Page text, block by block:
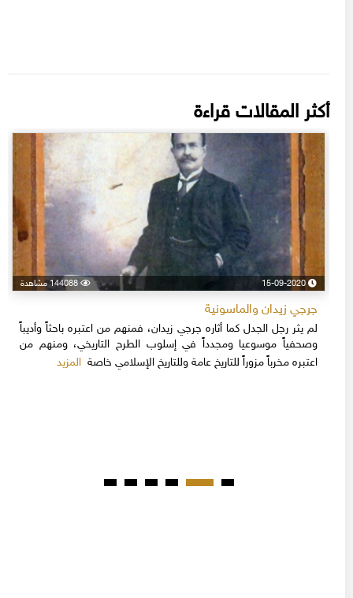
أكثر المقالات قراءة
15-09-2020 144088 مشاهدة
جرجي زيدان والماسونية
لم يثر رجل الجدل كما أثاره جرجي زيدان، فمنهم من اعتبره باحثاً وأديباً
وصحفياً موسوعيا ومجدداً في إسلوب الطرح التاريخي، ومنهم من
اعتبره مخرباً مزوراً للتاريخ عامة وللتاريخ الإسلامي خاصةالمزيد